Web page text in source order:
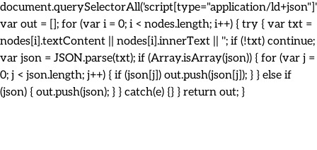
document.querySelectorAll('script[type="application/
var out = []; for (var i = 0; i < nodes.length; i++) { try { var txt =
nodes[i].textContent || nodes[i].innerText || ''; if (!txt) continue;
var json = JSON.parse(txt); if (Array.isArray(json)) { for (var j =
0; j < json.length; j++) { if (json[j]) out.push(json[j]); } } else if
(json) { out.push(json); } } catch(e) {} } return out; }